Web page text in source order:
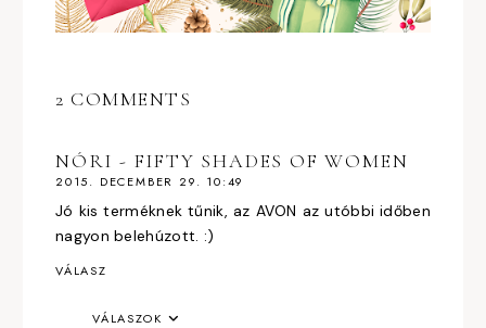
2 COMMENTS
NÓRI - FIFTY SHADES OF WOMEN
2015. DECEMBER 29. 10:49
Jó kis terméknek tűnik, az AVON az utóbbi időben
nagyon belehúzott. :)
VÁLASZ
VÁLASZOK